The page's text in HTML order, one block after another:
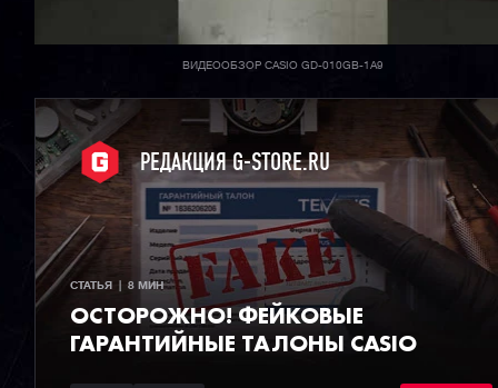
ВИДЕООБЗОР CASIO GD-010GB-1A9
РЕДАКЦИЯ G-STORE.RU
СТАТЬЯ  |  8 МИН
ОСТОРОЖНО! ФЕЙКОВЫЕ
ГАРАНТИЙНЫЕ ТАЛОНЫ CASIO